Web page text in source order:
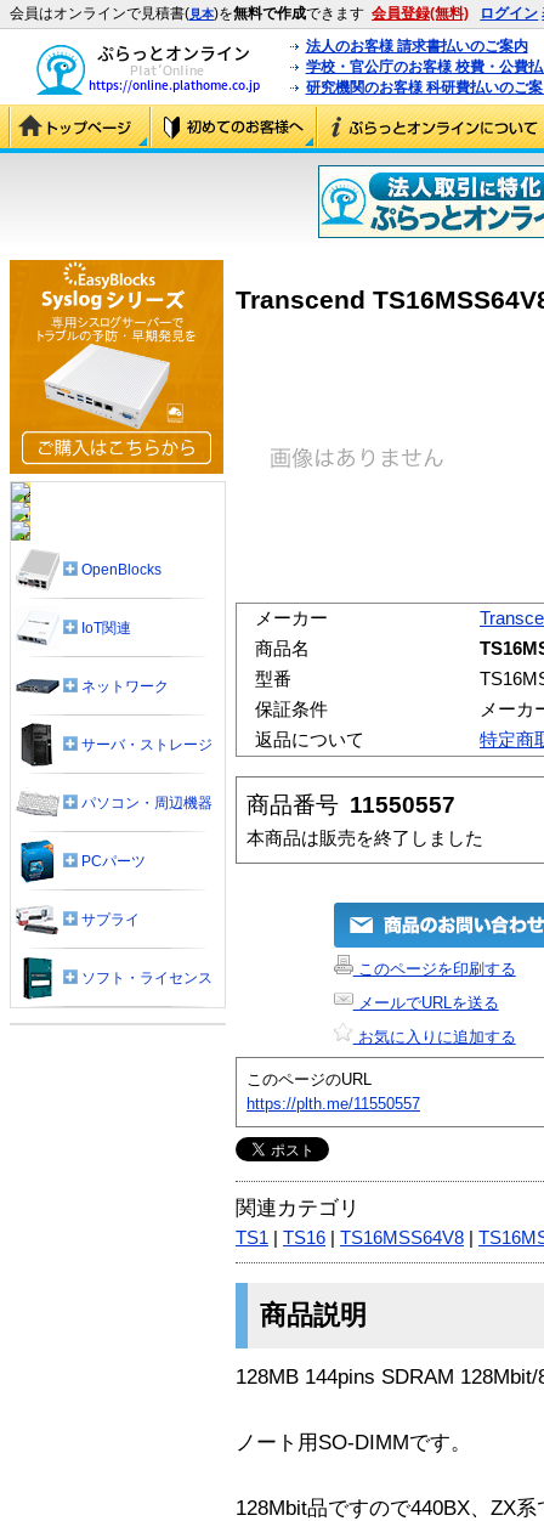
会員はオンラインで見積書(見本)を無料で作成できます 会員登録(無料) ログイン
法人のお客様 請求書払いのご案内
学校・官公庁のお客様 校費・公費
研究機関のお客様 科研費払いのご
Transcend
メーカー
商品名
型番
保証条件
メーカ
返品について
特定商
商品番号 11550557
本商品は販売を終了しました
このページを印刷する
メールでURLを送る
お気に入りに追加する
このページのURL
https://plth.me/11550557
関連カテゴリ
TS1 TS16 TS16MSS64V8
商品説明
128MB 144pins SDRAM
ノート用SO-DIMMです。
128Mbit品ですので440BX、ZX
OpenBlocks
IoT関連
ネットワーク
サーバ・ストレージ
パソコン・周辺機器
PCパーツ
サプライ
ソフト・ライセンス